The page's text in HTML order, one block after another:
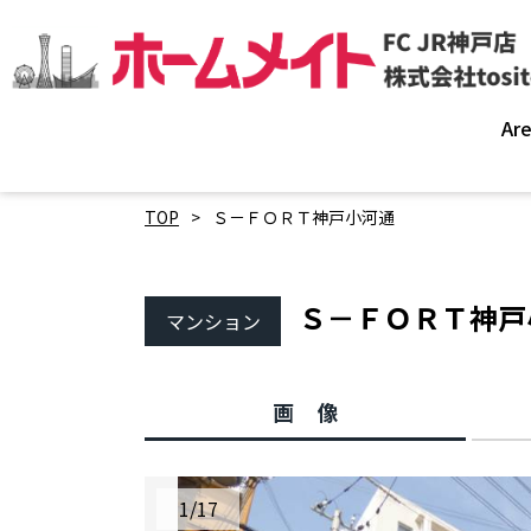
TOP Ｓ－ＦＯＲＴ神戸小河通
マンション Ｓ－ＦＯＲＴ神
画像
1/17